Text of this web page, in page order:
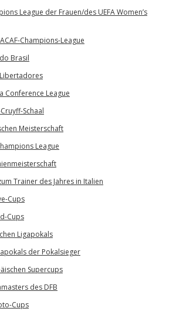
League der Frauen/des UEFA Women’s
Champions-League
Brasil
Conference League
Schaal
Meisterschaft
League
Trainer des Jahres in Italien
Cups
Cups
Ligapokals
der Pokalsieger
Supercups
des DFB
Cups